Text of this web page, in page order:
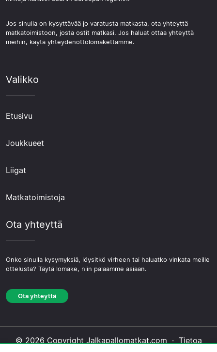
Jos sinulla on kysyttävää jo varatusta matkasta, ota yhteyttä
matkatoimistoon, josta ostit matkasi. Jos haluat ottaa yhteyttä
meihin, käytä yhteydenottolomakettamme.
Valikko
Etusivu
Joukkueet
Liigat
Matkatoimistoja
Ota yhteyttä
Onko sinulla kysymyksiä, löysitkö virheen tai haluatko vinkata meille
ottelusta? Täytä lomake, niin palaamme asiaan.
Ota yhteyttä
© 2026 Copyright Jalkapallomatkat.com · Tietoa